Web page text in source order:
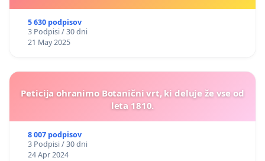
5 630 podpisov
3 Podpisi / 30 dni
21 May 2025
Peticija ohranimo Botanični vrt, ki deluje že vse od
leta 1810.
8 007 podpisov
3 Podpisi / 30 dni
24 Apr 2024